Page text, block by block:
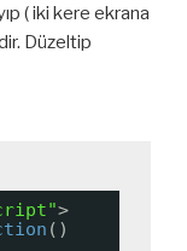
( iki kere ekrana
Düzeltip
>
()